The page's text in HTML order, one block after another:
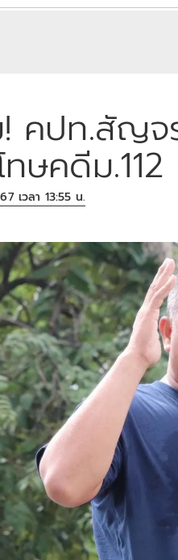
คปท.สัญจ
ทษคดีม
เวลา 13:55 น.